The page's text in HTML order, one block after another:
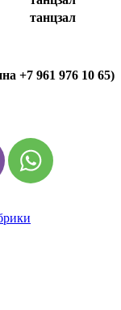
танцзал
+7 961 976 10 65)